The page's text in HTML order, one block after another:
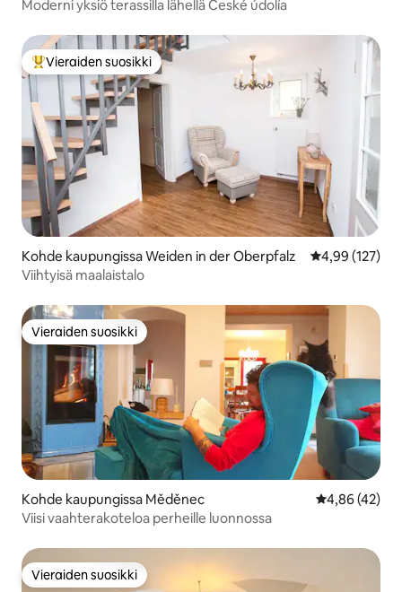
Moderni yksiö terassilla lähellä České údolía
Vieraiden suosikkien parhaimmistoa
Vieraiden suosikki
Kohde kaupungissa Weiden in der Oberpfalz
4,99 (127)
Viihtyisä maalaistalo
Vieraiden suosikki
Vieraiden suosikki
Kohde kaupungissa Měděnec
4,86 (42)
Viisi vaahterakoteloa perheille luonnossa
Vieraiden suosikki
Vieraiden suosikki